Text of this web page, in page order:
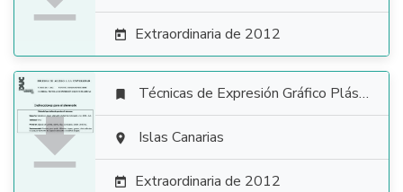
 Extraordinaria de 2012

 Técnicas de Expresión Gráfico Plástica
 Islas Canarias
 Extraordinaria de 2012